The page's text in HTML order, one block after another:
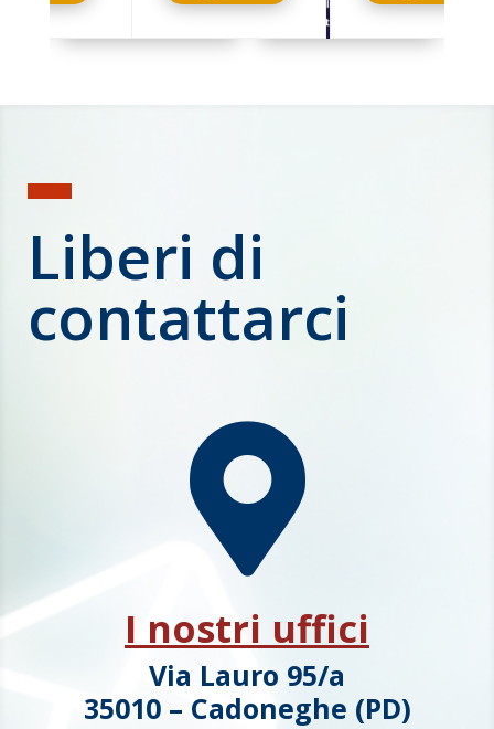
Liberi di
contattarci

I nostri uffici
Via Lauro 95/a
35010 – Cadoneghe (PD)